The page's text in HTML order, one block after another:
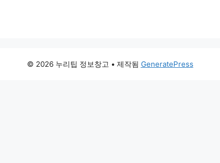
© 2026 누리팁 정보창고 • 제작됨 GeneratePress